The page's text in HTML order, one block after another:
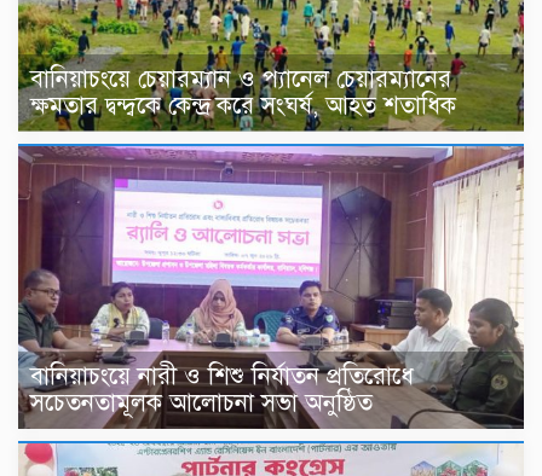
বানিয়াচংয়ে চেয়ারম্যান ও প্যানেল চেয়ারম্যানের
ক্ষমতার দ্বন্দ্বকে কেন্দ্র করে সংঘর্ষ, আহত শতাধিক
বানিয়াচংয়ে নারী ও শিশু নির্যাতন প্রতিরোধে
সচেতনতামূলক আলোচনা সভা অনুষ্ঠিত